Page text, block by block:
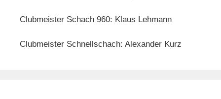
Clubmeister Schach 960: Klaus Lehmann
Clubmeister Schnellschach: Alexander Kurz